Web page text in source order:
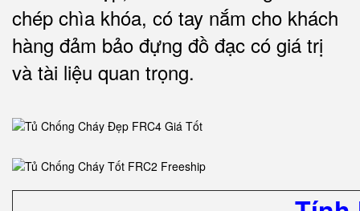
chép chìa khóa, có tay nắm cho khách
hàng đảm bảo đựng đồ đạc có giá trị
và tài liệu quan trọng.